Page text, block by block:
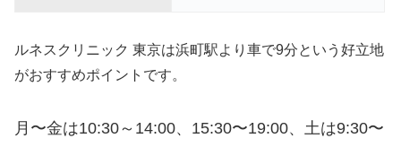
ルネスクリニック 東京は浜町駅より車で9分という好立地
がおすすめポイントです。
月〜金は10:30～14:00、15:30〜19:00、 土は9:30〜